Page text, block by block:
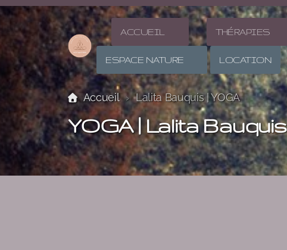
ACCUEIL THÉRAPIES
ESPACE NATURE LOCATION
Accueil Lalita Bauquis | YOGA
YOGA | Lalita Bauquis